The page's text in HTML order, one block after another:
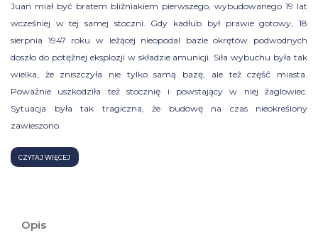
Juan miał być bratem bliźniakiem pierwszego, wybudowanego 19 lat
wcześniej w tej samej stoczni. Gdy kadłub był prawie gotowy, 18
sierpnia 1947 roku w leżącej nieopodal bazie okrętów podwodnych
doszło do potężnej eksplozji w składzie amunicji. Siła wybuchu była tak
wielka, że zniszczyła nie tylko samą bazę, ale też część miasta.
Poważnie uszkodziła też stocznię i powstający w niej żaglowiec.
Sytuacja była tak tragiczna, że budowę na czas nieokreślony
zawieszono.
CZYTAJ WIĘCEJ
Opis